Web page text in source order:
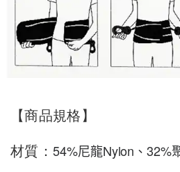
【商品規格】
材質：54%尼龍Nylon、32%